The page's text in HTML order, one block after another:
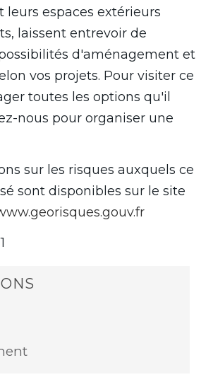
espaces extérieurs
laissent entrevoir de
d'aménagement et
vos projets. Pour visiter ce
toutes les options qu'il
nous pour organiser une
sur les risques auxquels ce
sont disponibles sur le site